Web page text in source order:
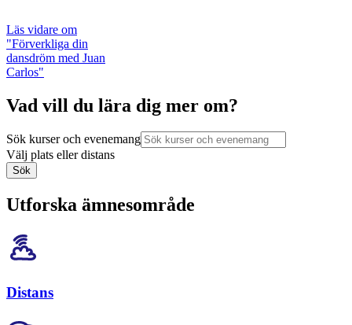
Läs vidare om
"Förverkliga din
dansdröm med Juan
Carlos"
Vad vill du lära dig mer om?
Sök kurser och evenemang
Välj plats eller distans
Sök
Utforska ämnesområde
Distans